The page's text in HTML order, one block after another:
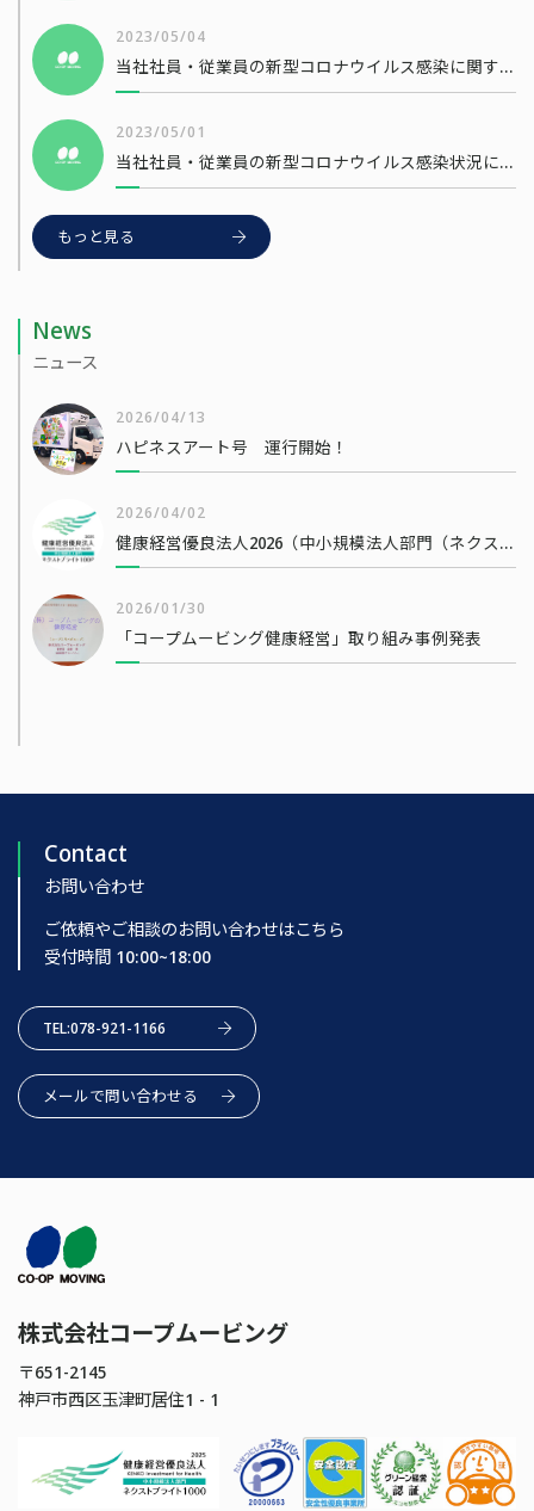
2023/05/04
当社社員・従業員の新型コロナウイルス感染に関するお知らせ
2023/05/01
当社社員・従業員の新型コロナウイルス感染状況について
もっと見る
News
ニュース
2026/04/13
ハピネスアート号 運行開始！
2026/04/02
健康経営優良法人2026（中小規模法人部門（ネクストブライト1000））
2026/01/30
「コープムービング健康経営」取り組み事例発表
Contact
お問い合わせ
ご依頼やご相談のお問い合わせはこちら
受付時間 10:00~18:00
TEL:078-921-1166
メールで問い合わせる
株式会社コープムービング
〒651-2145
神戸市西区玉津町居住1 - 1